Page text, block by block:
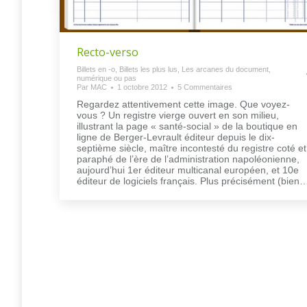
Recto-verso
Billets en -o Billets les plus lus
Les arcanes du document,
numérique ou pas
Par MAC 1 octobre 2012 5 Commentaires
Regardez attentivement cette image. Que voyez-
vous ? Un registre vierge ouvert en son milieu,
illustrant la page « santé-social » de la boutique en
ligne de Berger-Levrault éditeur depuis le dix-
septième siècle, maître incontesté du registre coté et
paraphé de l’ère de l’administration napoléonienne,
aujourd’hui 1er éditeur multicanal européen, et 10e
éditeur de logiciels français. Plus précisément